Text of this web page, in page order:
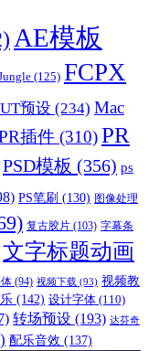
AE模板
(125) FCPX
预设 (234) Mac
插件 (310)PR
PSD模板 (356) ps
PS笔刷 (130) 图像处理
复古胶片 (103) 字幕条
文字标题动画
(94) 视频下载 (93) 视频教
(142) 设计字体 (110)
转场预设 (193) 达芬奇
配乐音效 (137)